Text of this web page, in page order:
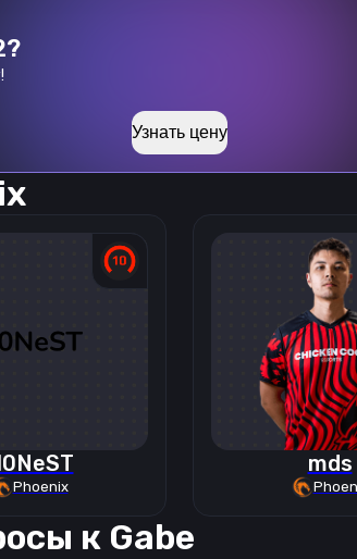
Узнать цену
Phoenix
mds
к Gabe